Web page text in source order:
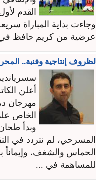
القدم
وجاءت بداية المباراة
عرضية من كريم حافظ في
لظروف إنتاجية وفنية..
سسريانديز
أعلن
مهرجان
الخاص
وبدأ
المسرحي، لم نتردد في
الحماس والشغف،
للمساهمة في ...